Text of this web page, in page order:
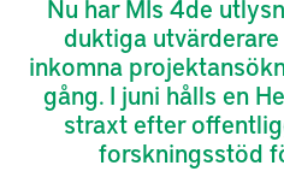
Nu har MIs 4de
duktiga
inkomna
gång. I juni hålls en
straxt efter
forskningsstöd